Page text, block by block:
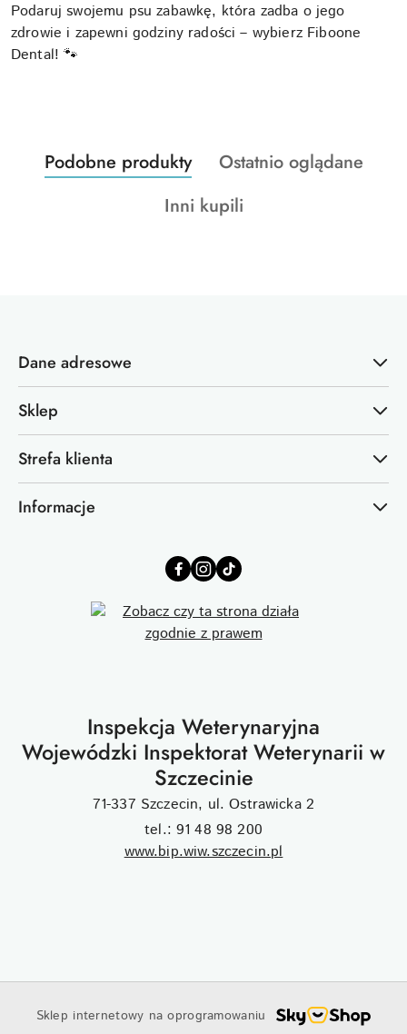
Podaruj swojemu psu zabawkę, która zadba o jego
zdrowie i zapewni godziny radości – wybierz Fiboone
Dental! 🐾
Pomiń karuzelę produktów
Produkty
o
Podobne produkty
Produkty
statusie:
Ostatnio oglądane
Produkty
Inni kupili
Dane adresowe
Sklep
Strefa klienta
Informacje
Inspekcja Weterynaryjna
Wojewódzki Inspektorat Weterynarii w
Szczecinie
71-337 Szczecin, ul. Ostrawicka 2
tel.: 91 48 98 200
www.bip.wiw.szczecin.pl
Sklep internetowy na oprogramowaniu